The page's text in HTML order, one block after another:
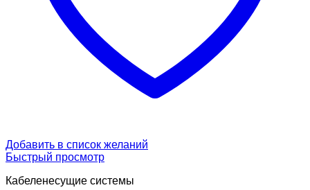
Добавить в список желаний
Быстрый просмотр
Кабеленесущие системы